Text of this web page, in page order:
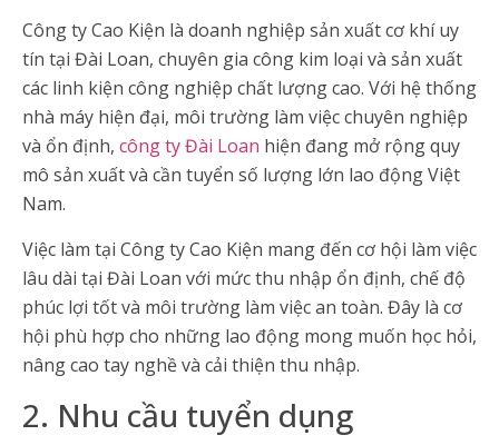
Công ty Cao Kiện là doanh nghiệp sản xuất cơ khí uy
tín tại Đài Loan, chuyên gia công kim loại và sản xuất
các linh kiện công nghiệp chất lượng cao. Với hệ thống
nhà máy hiện đại, môi trường làm việc chuyên nghiệp
và ổn định, công ty Đài Loan hiện đang mở rộng quy
mô sản xuất và cần tuyển số lượng lớn lao động Việt
Nam.
Việc làm tại Công ty Cao Kiện mang đến cơ hội làm việc
lâu dài tại Đài Loan với mức thu nhập ổn định, chế độ
phúc lợi tốt và môi trường làm việc an toàn. Đây là cơ
hội phù hợp cho những lao động mong muốn học hỏi,
nâng cao tay nghề và cải thiện thu nhập.
2. Nhu cầu tuyển dụng